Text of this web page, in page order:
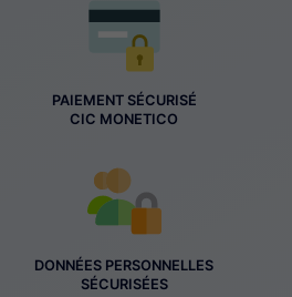
PAIEMENT SÉCURISÉ
CIC MONETICO
DONNÉES PERSONNELLES
SÉCURISÉES